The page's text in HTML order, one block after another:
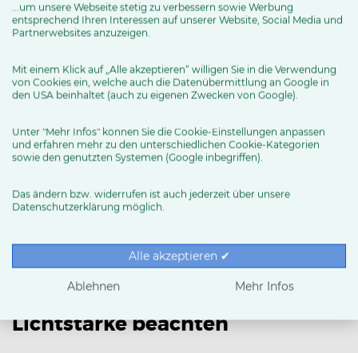
unbeschwert und sicher im Winter auf Ihrem Rad
unterwegs sind.
Lichtstärke beachten
...um unsere Webseite stetig zu verbessern sowie Werbung
entsprechend Ihren Interessen auf unserer Website, Social Media und
Partnerwebsites anzuzeigen.
Mit einem Klick auf „Alle akzeptieren“ willigen Sie in die Verwendung
von Cookies ein, welche auch die Datenübermittlung an Google in
den USA beinhaltet (auch zu eigenen Zwecken von Google).
Unter "Mehr Infos" können Sie die Cookie-Einstellungen anpassen
und erfahren mehr zu den unterschiedlichen Cookie-Kategorien
sowie den genutzten Systemen (Google inbegriffen).
Das ändern bzw. widerrufen ist auch jederzeit über unsere
Datenschutzerklärung möglich.
Alle akzeptieren ✔
Ablehnen Mehr Infos